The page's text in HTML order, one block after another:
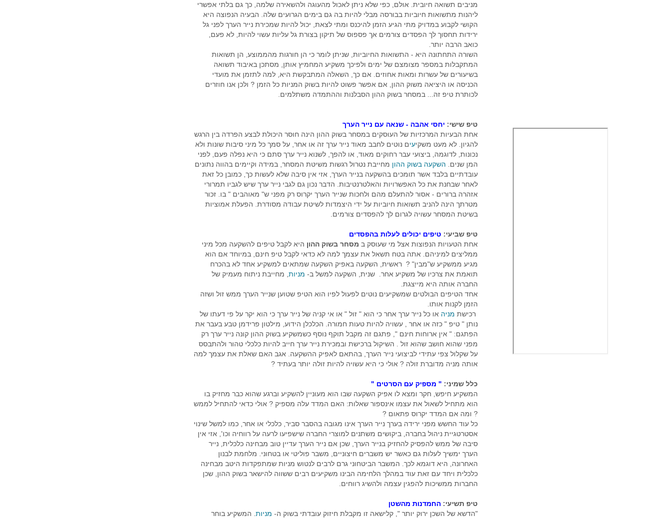
מניבים תשואה חיובית. אולם, כפי שלא ניתן לאכול מהעוגה ולהשאירה שלמה, כך גם בלתי אפשרי
ליהנות מתשואות חיוביות בבורסה מבלי להיות בה גם בימים הגרועים שלה. הבעיה הנפוצה היא
הקושי לקבוע במדויק מתי הגיע הזמן להיכנס ומתי לצאת, יכול להיות שמכירת נייר הערך לפני גל
ירידות תחסוך לך הפסדים צורמים אך פספוס של תיקון בצורת גל עליות עשוי להיות, לא פעם,
כואב הרבה יותר.
השורה התחתונה היא - התשואות החיוביות, שניתן לומר כי הן חורגות מהממוצע, הן תשואות
המתקבלות במספר מצומצם של ימים ולפיכך משקיע המחמיץ אותן, מסתכן באיבוד תשואה
בשיעורים של עשרות ומאות אחוזים. אם כך, השאלה המתבקשת היא, למה לתזמן את מועדי
הכניסה או היציאה משוק ההון, אם אפשר פשוט להיות בשוק המניות כל הזמן ? ולכן אנו חוזרים
לכותרת טיפ זה... במסחר בשוק ההון הסבלנות וההתמדה משתלמים.
טיפ שישי: יחסי אהבה - שנאה עם נייר הערך
אחת הבעיות המרכזיות של העוסקים במסחר בשוק ההון הינה חוסר היכולת לבצע הפרדה בין הרגש
להגיון. לא מעט משקיעים נוטים לחבב מאוד נייר ערך זה או אחר, על סמך כל מיני סיבות שונות ולא
נכונות, לדוגמה, ביצועי עבר רחוקים מאוד, או להפך, לשנוא נייר ערך סתם כי היא נפלה פעם, לפני
המן שנים. השקעה בשוק ההון מחייבת נטרול רגשות משיטת המסחר, במידה וקיימים בהווה נתונים
עובדתיים בלבד אשר תומכים בהשקעה בנייר הערך, אזי אין סיבה שלא לעשות כך, כמובן כל זאת
לאחר שבחנת את כל האפשרויות והאלטרנטיבות. הדבר נכון גם לגבי נייר ערך שיש לגביו תמרורי
אזהרה ברורים - אסור להתעלם מהם ולחכות שנייר הערך יקרוס רק מפני ש" מאוהבים " בו. זכור
מטרתך הינה להניב תשואות חיוביות על ידי היצמדות לשיטת עבודה מסודרת. הפעלת אמוציות
בשיטת המסחר עשויה לגרום לך להפסדים צורמים.
טיפ שביעי: טיפים יכולים לעלות בהפסדים
אחת הטעויות הנפוצות אצל מי שעוסק ב מסחר בשוק ההון היא לקבל טיפים להשקעה מכל מיני
ממליצים למיניהם. אתה בטח תשאל את עצמך למה לא כדאי לקבל טיפ חינם, במיוחד אם הוא
מגיע ממשקיע ש"מבין" ? ראשית, השקעה באפיק השקעה שמתאים למשקיע אחד לא בהכרח
תואמת את צרכיו של משקיע אחר. שנית, השקעה למשל ב- מניות , מחייבת ניתוח מעמיק של
החברה אותה היא מייצגת.
אחד הטיפים הבולטים שמשקיעים נוטים לפעול לפיו הוא הטיפ שטוען שנייר הערך ממש זול ושזה
הזמן לקנות אותו.
רכישת מניה או כל נייר ערך אחר כי הוא " זול " או אי קניה של נייר ערך כי הוא יקר על פי דעתו של
נותן " טיפ " כזה או אחר , עשויה להיות טעות חמורה. הכלכלן הידוע, מילטון פרידמן טבע בעבר את
הפתגם: " אין ארוחות חינם ", פתגם זה מקבל תוקף נוסף כשמשקיע בשוק ההון קונה נייר ערך רק
מפני שהוא חושב שהוא זול . השיקול ברכישת ובמכירת נייר ערך חייב להיות כלכלי טהור ולהתבסס
על שקלול צפי עתידי לביצועי נייר הערך, בהתאם לאפיק ההשקעה. אגב האם שאלת את עצמך למה
אותה מניה מדוברת זולה ? אולי כי היא עשויה להיות זולה יותר בעתיד ?
כלל שמיני: " מספיק עם הסרטים "
המשקיע חיפש, חקר ומצא לו אפיק השקעה שבו הוא מעוניין להשקיע וברגע שהוא כבר מחזיק בו
הוא מתחיל לשאול את עצמו אינספור שאלות: האם המדד עלה מספיק ? אולי כדאי להתחיל לממש
? ומה אם המדד יקרוס פתאום ?
כל עוד החשש מפני ירידה בערך נייר הערך אינו מגובה בהסבר סביר, כלכלי או אחר, כמו למשל שינוי
אסטרטגיית ניהול בחברה, ביקושים משתנים למוצרי החברה שישפיעו לרעה על רווחיה וכו', אזי אין
סיבה של ממש להפסיק להחזיק בנייר הערך, שכן אם נייר הערך עדיין טוב מבחינה כלכלית, נייר
הערך ימשיך לעלות גם כאשר יש משברים חיצוניים, משבר פוליטי או בטחוני. מלחמת לבנון
האחרונה, היא דוגמא לכך. המשבר הביטחוני גרם לרבים לנטוש מניות שמתפקדות היטב מבחינה
כלכלית ויחד עם זאת עוד במהלך הלחימה הבינו משקיעים רבים ששווה להישאר בשוק ההון, שכן
החברות ממשיכות להפגין עצמה ולהשיג רווחים.
טיפ תשיעי: החמדנות מהשטן
"הדשא של השכן ירוק יותר ", קלישאה זו מקבלת חיזוק עובדתי בשוק ה- מניות . המשקיע בוחר